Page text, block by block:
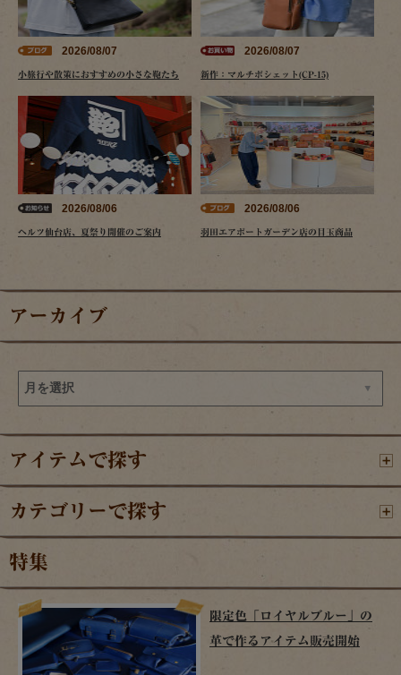
2026/08/07
小旅行や散策におすすめの小さな鞄たち
2026/08/07
新作：マルチポシェット(CP-15)
2026/08/06
ヘルツ仙台店、夏祭り開催のご案内
2026/08/06
羽田エアポートガーデン店の目玉商品
アーカイブ
アイテムで探す
カテゴリーで探す
特集
限定色「ロイヤルブルー」の
革で作るアイテム販売開始